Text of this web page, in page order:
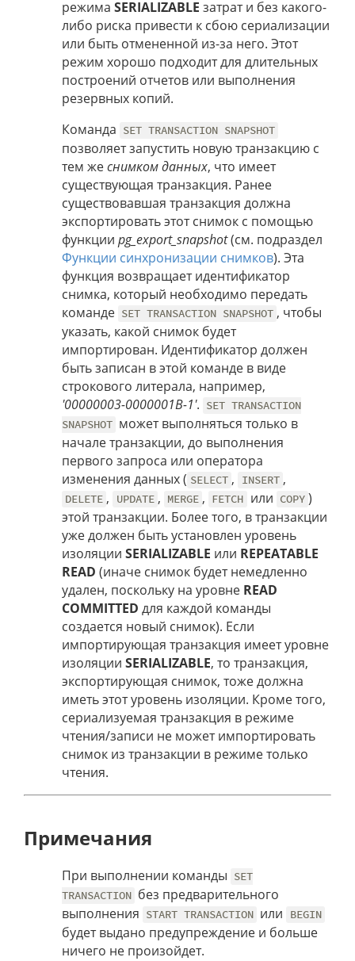
режима SERIALIZABLE затрат и без какого-
либо риска привести к сбою сериализации
или быть отмененной из-за него. Этот
режим хорошо подходит для длительных
построений отчетов или выполнения
резервных копий.
Команда SET TRANSACTION SNAPSHOT
позволяет запустить новую транзакцию с
тем жеснимком данных, что имеет
существующая транзакция. Ранее
существовавшая транзакция должна
экспортировать этот снимок с помощью
функции pg_export_snapshot(см. подраздел
Функции синхронизации снимков). Эта
функция возвращает идентификатор
снимка, который необходимо передать
команде SET TRANSACTION SNAPSHOT , чтобы
указать, какой снимок будет
импортирован. Идентификатор должен
быть записан в этой команде в виде
строкового литерала, например,
'00000003-0000001B-1'. SET TRANSACTION
SNAPSHOT может выполняться только в
начале транзакции, до выполнения
первого запроса или оператора
изменения данных ( SELECT , INSERT ,
DELETE , UPDATE , MERGE , FETCH или COPY )
этой транзакции. Более того, в транзакции
уже должен быть установлен уровень
изоляции SERIALIZABLE или REPEATABLE
READ (иначе снимок будет немедленно
удален, поскольку на уровне READ
COMMITTED для каждой команды
создается новый снимок). Если
импортирующая транзакция имеет уровне
изоляции SERIALIZABLE, то транзакция,
экспортирующая снимок, тоже должна
иметь этот уровень изоляции. Кроме того,
сериализуемая транзакция в режиме
чтения/записи не может импортировать
снимок из транзакции в режиме только
чтения.
Примечания
При выполнении команды SET
TRANSACTION без предварительного
выполнения START TRANSACTION или BEGIN
будет выдано предупреждение и больше
ничего не произойдет.